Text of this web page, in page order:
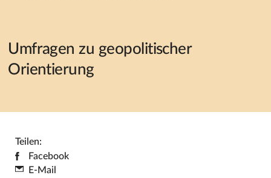
Umfragen zu geopolitischer
Orientierung
Teilen:
Facebook
E-Mail